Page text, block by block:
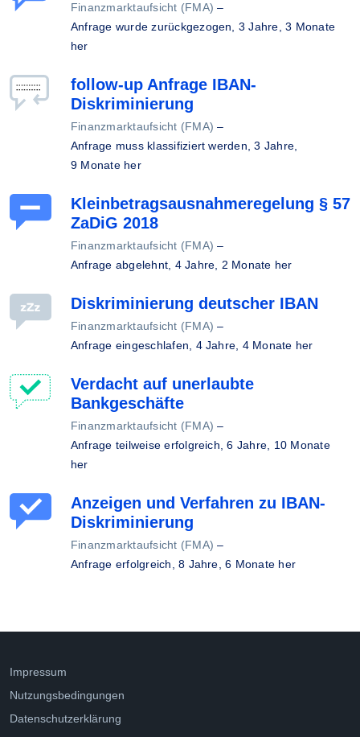
Finanzmarktaufsicht (FMA) –
Anfrage wurde zurückgezogen, 3 Jahre, 3 Monate
her
follow-up Anfrage IBAN-
Diskriminierung
Finanzmarktaufsicht (FMA) –
Anfrage muss klassifiziert werden,3 Jahre,
9 Monate her
Kleinbetragsausnahmeregelung § 57
ZaDiG 2018
Finanzmarktaufsicht (FMA) –
Anfrage abgelehnt, 4 Jahre, 2 Monate her
Diskriminierung deutscher IBAN
Finanzmarktaufsicht (FMA) –
Anfrage eingeschlafen, 4 Jahre, 4 Monate her
Verdacht auf unerlaubte
Bankgeschäfte
Finanzmarktaufsicht (FMA) –
Anfrage teilweise erfolgreich,6 Jahre, 10 Monate
her
Anzeigen und Verfahren zu IBAN-
Diskriminierung
Finanzmarktaufsicht (FMA) –
Anfrage erfolgreich,8 Jahre, 6 Monate her
Impressum
Nutzungsbedingungen
Datenschutzerklärung